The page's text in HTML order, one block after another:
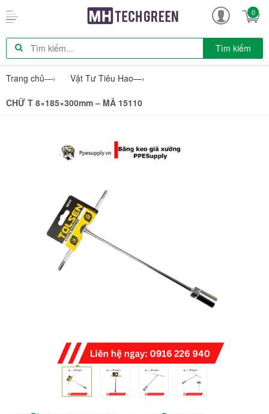
0
Tìm kiếm
Trang chủ—› Vật Tư Tiêu Hao—›
CHỮ T 8×185×300mm – MÃ 15110